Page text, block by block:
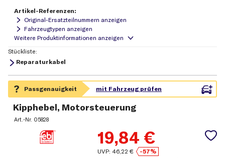
Artikel-Referenzen:
Original-Ersatzteilnummern anzeigen
Fahrzeugtypen anzeigen
Stückliste:
Reparaturkabel
Kipphebel, Motorsteuerung
Art.-Nr. 05828
19,84 €
UVP: 46,22 €
-57%